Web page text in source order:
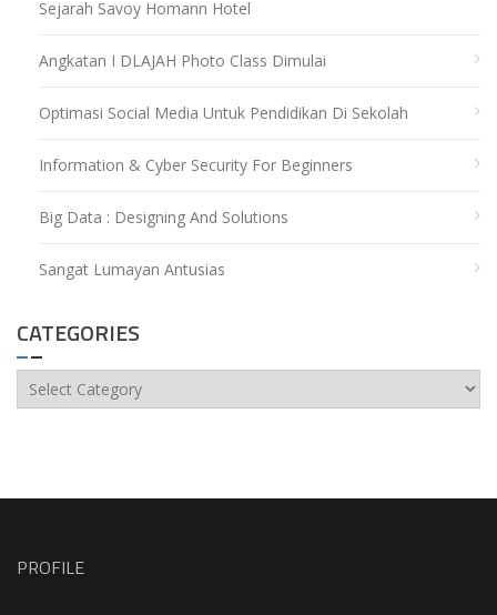
Sejarah Savoy Homann Hotel
Angkatan I DLAJAH Photo Class Dimulai
Optimasi Social Media Untuk Pendidikan Di Sekolah
Information & Cyber Security For Beginners
Big Data : Designing And Solutions
Sangat Lumayan Antusias
CATEGORIES
Categories
PROFILE